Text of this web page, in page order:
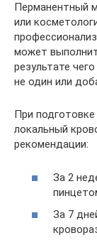
Перманентный
или
может
результате
не один или
При
локальный
рекомендации:
За 2
За 7